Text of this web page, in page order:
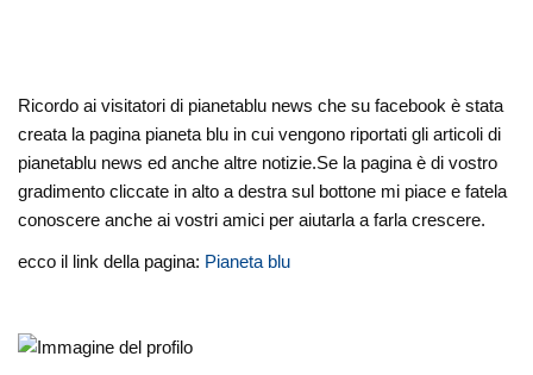
Ricordo ai visitatori di pianetablu news che su facebook è stata
creata la pagina pianeta blu in cui vengono riportati gli articoli di
pianetablu news ed anche altre notizie.Se la pagina è di vostro
gradimento cliccate in alto a destra sul bottone mi piace e fatela
conoscere anche ai vostri amici per aiutarla a farla crescere.
ecco il link della pagina: Pianeta blu